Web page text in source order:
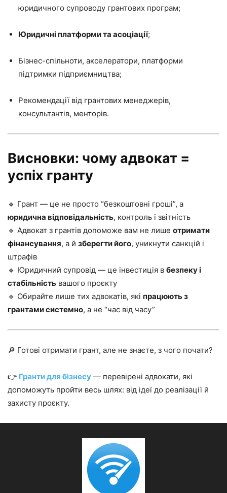
юридичного супроводу грантових програм;
Юридичні платформи та асоціації;
Бізнес-спільноти, акселератори, платформи
підтримки підприємництва;
Рекомендації від грантових менеджерів,
консультантів, менторів.
Висновки: чому адвокат =
успіх гранту
🔹 Грант — це не просто “безкоштовні гроші”, а
юридична відповідальність, контроль і звітність
🔹 Адвокат з грантів допоможе вам не лише отримати
фінансування, а й зберегти його, уникнути санкцій і
штрафів
🔹 Юридичний супровід — це інвестиція в безпеку і
стабільність вашого проєкту
🔹 Обирайте лише тих адвокатів, які працюють з
грантами системно, а не “час від часу”
🔎 Готові отримати грант, але не знаєте, з чого почати?
👉 Гранти для бізнесу — перевірені адвокати, які
допоможуть пройти весь шлях: від ідеї до реалізації й
захисту проєкту.